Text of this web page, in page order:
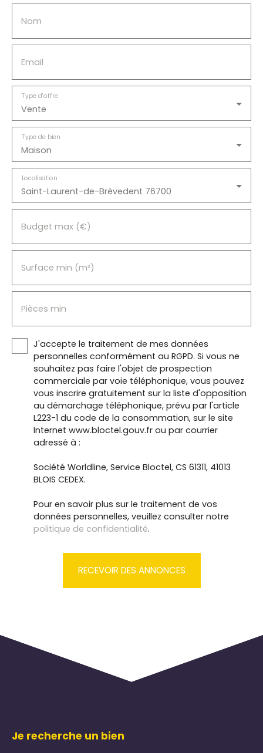
Nom
Email
Vente
Type d'offre
Maison
Type de bien
Saint-Laurent-de-Brèvedent 76700
Localisation
Budget max (€)
Surface min (m²)
Pièces min
J'accepte le traitement de mes données
personnelles conformément au RGPD. Si vous ne
souhaitez pas faire l'objet de prospection
commerciale par voie téléphonique, vous pouvez
vous inscrire gratuitement sur la liste d'opposition
au démarchage téléphonique, prévu par l'article
L223-1 du code de la consommation, sur le site
Internet www.bloctel.gouv.fr ou par courrier
adressé à :
Société Worldline, Service Bloctel, CS 61311, 41013
BLOIS CEDEX.
Pour en savoir plus sur le traitement de vos
données personnelles, veuillez consulter notre
politique de confidentialité.
RECEVOIR DES ANNONCES
Je recherche un bien